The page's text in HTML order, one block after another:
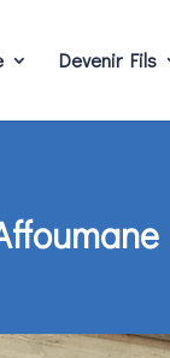
Devenir Fils